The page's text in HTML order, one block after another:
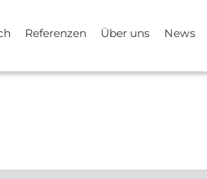
Referenzen Über uns News